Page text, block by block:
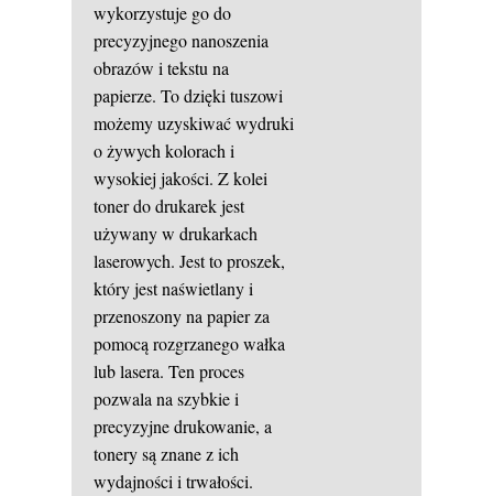
wykorzystuje go do
precyzyjnego nanoszenia
obrazów i tekstu na
papierze. To dzięki tuszowi
możemy uzyskiwać wydruki
o żywych kolorach i
wysokiej jakości. Z kolei
toner do drukarek jest
używany w drukarkach
laserowych. Jest to proszek,
który jest naświetlany i
przenoszony na papier za
pomocą rozgrzanego wałka
lub lasera. Ten proces
pozwala na szybkie i
precyzyjne drukowanie, a
tonery są znane z ich
wydajności i trwałości.